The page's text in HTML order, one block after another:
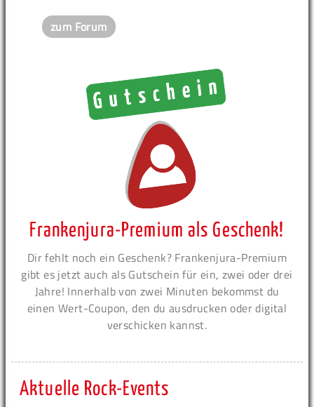
zum Forum
Frankenjura-Premium als Geschenk!
Dir fehlt noch ein Geschenk? Frankenjura-Premium
gibt es jetzt auch als Gutschein für ein, zwei oder drei
Jahre! Innerhalb von zwei Minuten bekommst du
einen Wert-Coupon, den du ausdrucken oder digital
verschicken kannst.
Aktuelle Rock-Events